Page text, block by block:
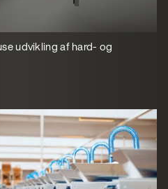
udvikling af hard- og